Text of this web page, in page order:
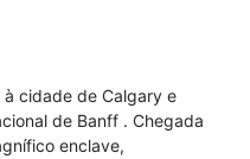
cidade de Calgary e
de Banff . Chegada
enclave,